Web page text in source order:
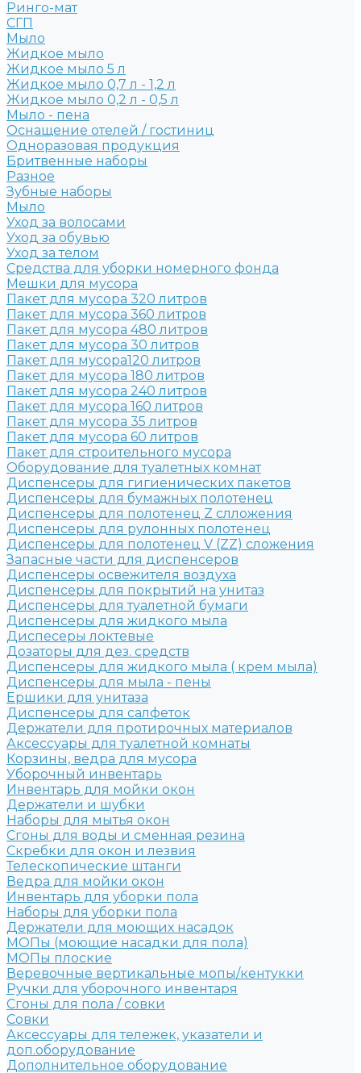
Ринго-мат
СГП
Мыло
Жидкое мыло
Жидкое мыло 5 л
Жидкое мыло 0,7 л - 1,2 л
Жидкое мыло 0,2 л - 0,5 л
Мыло - пена
Оснащение отелей / гостиниц
Одноразовая продукция
Бритвенные наборы
Разное
Зубные наборы
Мыло
Уход за волосами
Уход за обувью
Уход за телом
Средства для уборки номерного фонда
Мешки для мусора
Пакет для мусора 320 литров
Пакет для мусора 360 литров
Пакет для мусора 480 литров
Пакет для мусора 30 литров
Пакет для мусора120 литров
Пакет для мусора 180 литров
Пакет для мусора 240 литров
Пакет для мусора 160 литров
Пакет для мусора 35 литров
Пакет для мусора 60 литров
Пакет для строительного мусора
Оборудование для туалетных комнат
Диспенсеры для гигиенических пакетов
Диспенсеры для бумажных полотенец
Диспенсеры для полотенец Z слложения
Диспенсеры для рулонных полотенец
Диспенсеры для полотенец V (ZZ) сложения
Запасные части для диспенсеров
Диспенсеры освежителя воздуха
Диспенсеры для покрытий на унитаз
Диспенсеры для туалетной бумаги
Диспенсеры для жидкого мыла
Диспесеры локтевые
Дозаторы для дез. средств
Диспенсеры для жидкого мыла ( крем мыла)
Диспенсеры для мыла - пены
Ершики для унитаза
Диспенсеры для салфеток
Держатели для протирочных материалов
Аксессуары для туалетной комнаты
Корзины, ведра для мусора
Уборочный инвентарь
Инвентарь для мойки окон
Держатели и шубки
Наборы для мытья окон
Сгоны для воды и сменная резина
Скребки для окон и лезвия
Телескопические штанги
Ведра для мойки окон
Инвентарь для уборки пола
Наборы для уборки пола
Держатели для моющих насадок
МОПы (моющие насадки для пола)
МОПы плоские
Веревочные вертикальные мопы/кентукки
Ручки для уборочного инвентаря
Сгоны для пола / совки
Совки
Аксессуары для тележек, указатели и
доп.оборудование
Дополнительное оборудование